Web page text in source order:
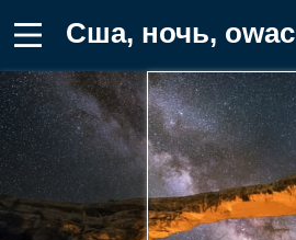
Сша, ночь, owachomo bridge, юта Заставка на телефон